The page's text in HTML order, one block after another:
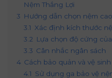
Nệm Thắng Lợi
3 Hướng dẫn chọn nệm
3.1 Xác định kích thước
3.2 Lựa chọn độ cứng
3.3 Cân nhắc ngân sách
4 Cách bảo quản và vệ
4.1 Sử dụng ga bảo vệ